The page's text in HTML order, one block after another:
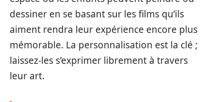
dessiner en se basant sur les films qu’ils
aiment rendra leur expérience encore plus
mémorable. La personnalisation est la clé ;
laissez-les s’exprimer librement à travers
leur art.